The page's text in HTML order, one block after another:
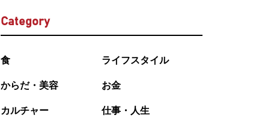
Category
食 ライフスタイル
からだ・美容 お金
カルチャー 仕事・人生